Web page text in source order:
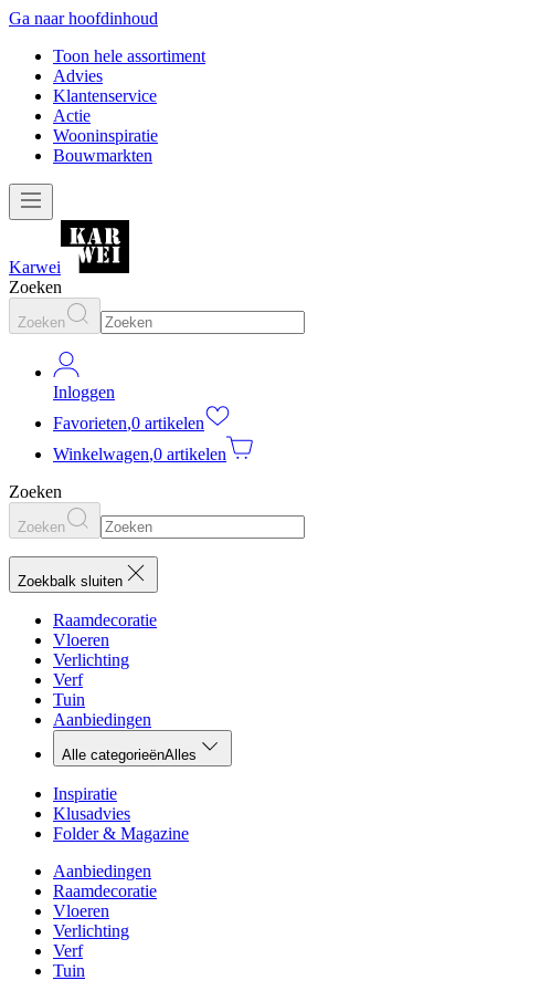
Ga naar hoofdinhoud
Toon hele assortiment
Advies
Klantenservice
Actie
Wooninspiratie
Bouwmarkten
Karwei
Zoeken
Zoeken
Inloggen
Favorieten,0 artikelen
Winkelwagen,0 artikelen
Zoeken
Zoeken
Zoekbalk sluiten
Raamdecoratie
Vloeren
Verlichting
Verf
Tuin
Aanbiedingen
Alle categorieënAlles
Inspiratie
Klusadvies
Folder & Magazine
Aanbiedingen
Raamdecoratie
Vloeren
Verlichting
Verf
Tuin